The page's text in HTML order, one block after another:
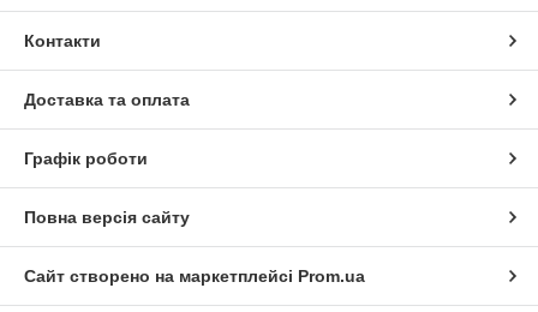
Контакти
Доставка та оплата
Графік роботи
Повна версія сайту
Сайт створено на маркетплейсі Prom.ua